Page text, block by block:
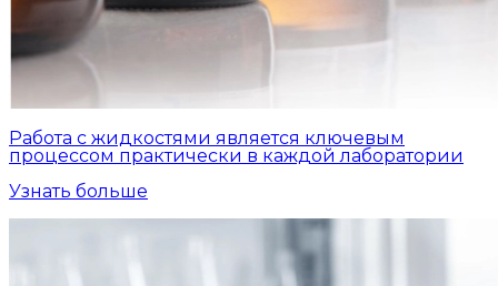
Работа с жидкостями является ключевым
процессом практически в каждой лаборатории
Узнать больше